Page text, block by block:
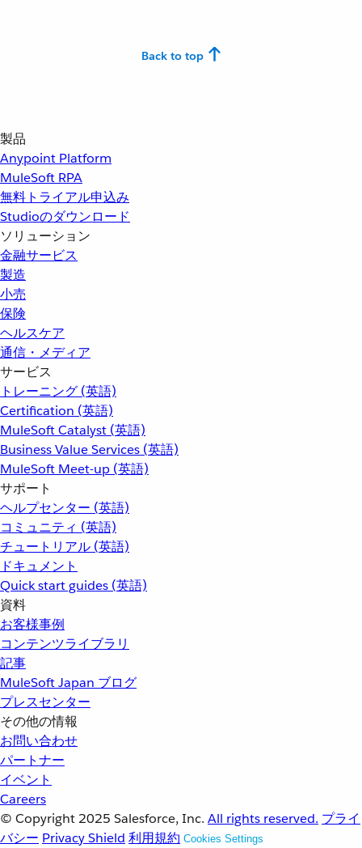
Back to top
製品
Anypoint Platform
MuleSoft RPA
無料トライアル申込み
Studioのダウンロード
ソリューション
金融サービス
製造
小売
保険
ヘルスケア
通信・メディア
サービス
トレーニング (英語)
Certification (英語)
MuleSoft Catalyst (英語)
Business Value Services (英語)
MuleSoft Meet-up (英語)
サポート
ヘルプセンター (英語)
コミュニティ (英語)
チュートリアル (英語)
ドキュメント
Quick start guides (英語)
資料
お客様事例
コンテンツライブラリ
記事
MuleSoft Japan ブログ
プレスセンター
その他の情報
お問い合わせ
パートナー
イベント
Careers
© Copyright 2025 Salesforce, Inc. All rights reserved. プライ
バシー Privacy Shield 利用規約 Cookies Settings